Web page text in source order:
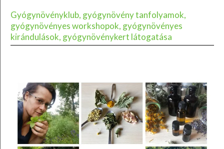
Gyógynövényklub, gyógynövény tanfolyamok,
gyógynövényes workshopok, gyógynövényes
kirándulások, gyógynövénykert látogatása